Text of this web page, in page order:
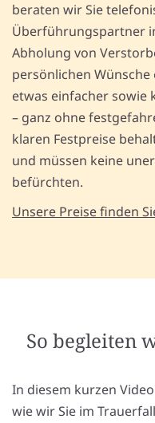
beraten wir Sie
Überführungspartner
Abholung von
persönlichen
etwas einfacher sowie
– ganz ohne
klaren Festpreise
und müssen keine
befürchten.
Unsere Preise finden
So begleiten
In diesem kurzen
wie wir Sie im